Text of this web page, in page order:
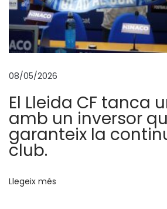
c
d
e
r
l
08/05/2026
El Lleida CF tanca
amb un inversor
garanteix la
club.
Llegeix més